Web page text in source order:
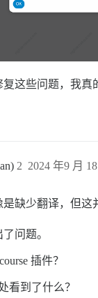
这些问题，我真
2024 年9 月
2
缺少翻译，但这
问题。
插件？
看到了什么？